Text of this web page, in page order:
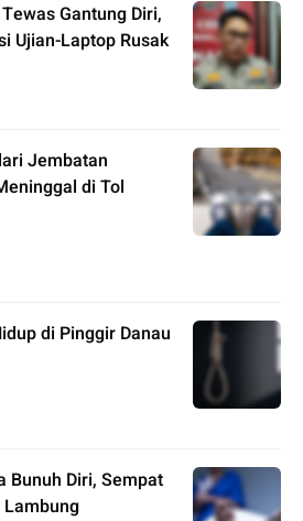
Gantung Diri,
Ujian-Laptop Rusak
Jembatan
di Tol
di Pinggir Danau
Bunuh Diri, Sempat